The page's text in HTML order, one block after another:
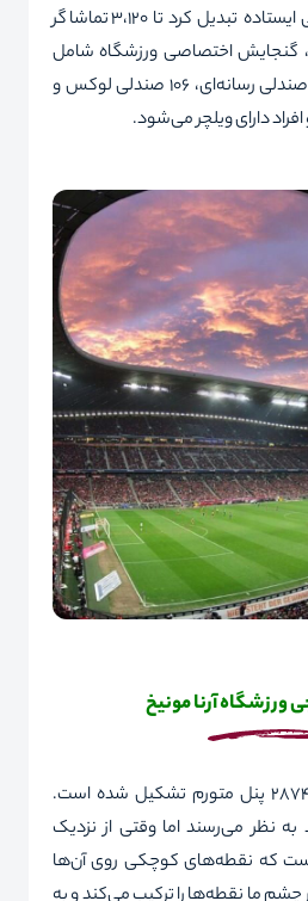
پایین را می‌توان به صندلی ایستاده تبدیل کرد تا 3،120 تماشاگر
گنجایش اختصاصی ورزشگاه شامل
۲۰۰۰ صندلی تجاری، ۴۰۰ صندلی رسانه‌ای، ۱۰۶ صندلی لوکس و
ورزشگاه آرنا مونیخ
نمای بیرونی ورزشگاه از 2874 پنل متورم تشکیل شده است.
به نظر می‌رسند اما وقتی از نزدیک
که نقطه‌های کوچکی روی آن‌ها